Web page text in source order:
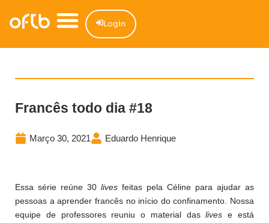
Login
Francês todo dia #18
Março 30, 2021 Eduardo Henrique
Essa série reúne 30 lives feitas pela Céline para ajudar as
pessoas a aprender francês no início do confinamento. Nossa
equipe de professores reuniu o material daslives e está